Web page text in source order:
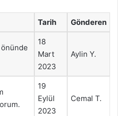
Tarih Gönderen
18
Mart
2023
Aylin Y.
19
Eylül
2023
Cemal T.